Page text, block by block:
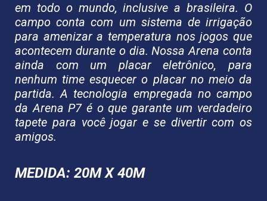
em todo o mundo, inclusive a brasileira. O
campo conta com um sistema de irrigação
para amenizar a temperatura nos jogos que
acontecem durante o dia. Nossa Arena conta
ainda com um placar eletrônico, para
nenhum time esquecer o placar no meio da
partida. A tecnologia empregada no campo
da Arena P7 é o que garante um verdadeiro
tapete para você jogar e se divertir com os
amigos.
MEDIDA: 20M X 40M